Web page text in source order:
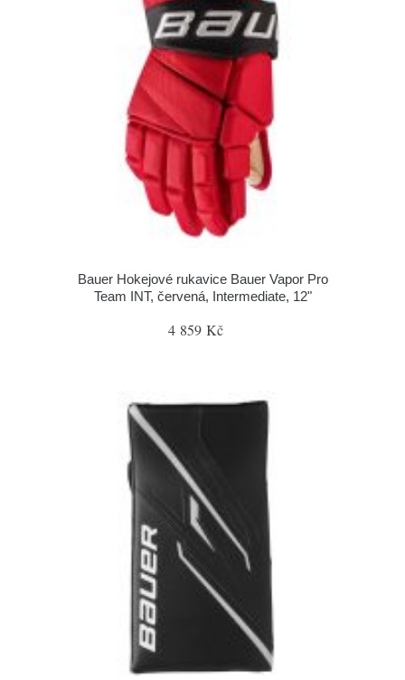
Bauer Hokejové rukavice Bauer Vapor Pro
Team INT, červená, Intermediate, 12"
4 859 Kč